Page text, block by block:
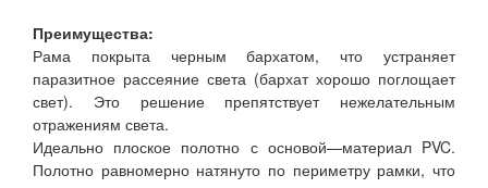
Преимущества:
Рама покрыта черным бархатом, что устраняет
паразитное рассеяние света (бархат хорошо поглощает
свет). Это решение препятствует нежелательным
отражениям света.
Идеально плоское полотно с основой—материал PVC.
Полотно равномерно натянуто по периметру рамки, что